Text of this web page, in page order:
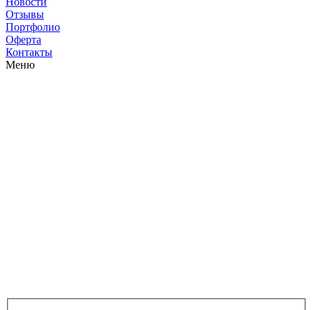
Отзывы
Портфолио
Оферта
Контакты
Меню